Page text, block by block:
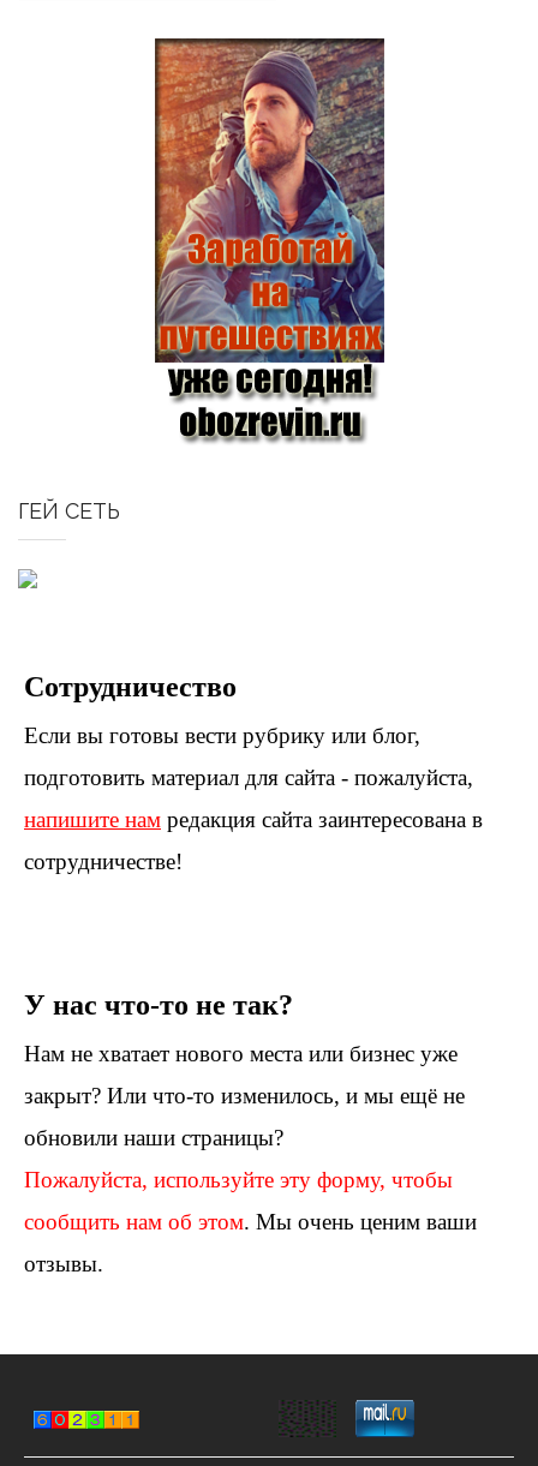
ГЕЙ СЕТЬ
Сотрудничество
Если вы готовы вести рубрику или блог,
подготовить материал для сайта - пожалуйста,
напишите нам редакция сайта заинтересована в
сотрудничестве!
У нас что-то не так?
Нам не хватает нового места или бизнес уже
закрыт? Или что-то изменилось, и мы ещё не
обновили наши страницы?
Пожалуйста, используйте эту форму, чтобы
сообщить нам об этом. Мы очень ценим ваши
отзывы.